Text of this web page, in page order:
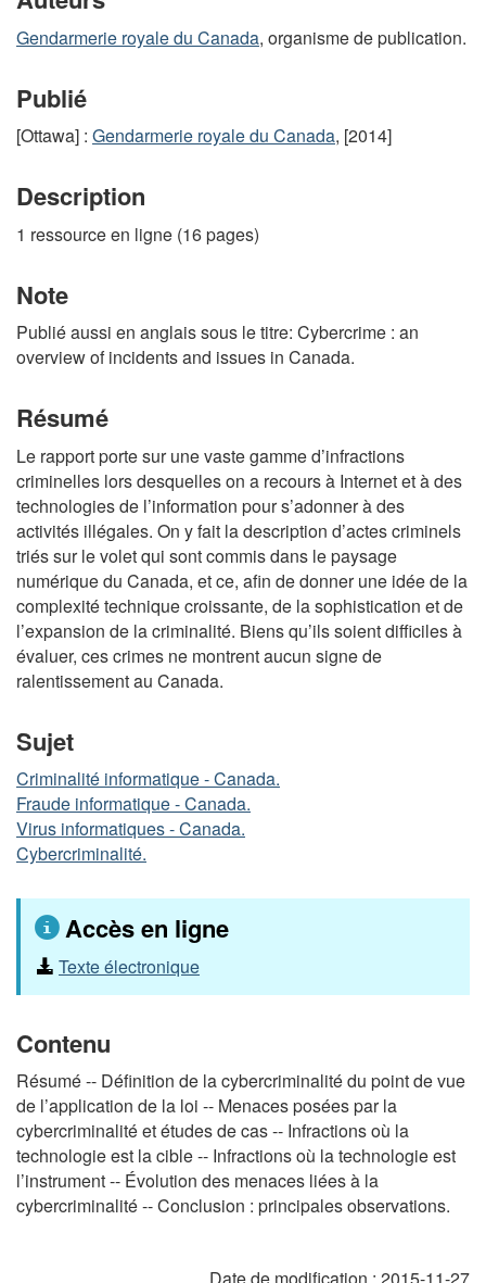
Gendarmerie royale du Canada, organisme de publication.
Publié
[Ottawa] : Gendarmerie royale du Canada, [2014]
Description
1 ressource en ligne (16 pages)
Note
Publié aussi en anglais sous le titre: Cybercrime : an
overview of incidents and issues in Canada.
Résumé
Le rapport porte sur une vaste gamme d’infractions
criminelles lors desquelles on a recours à Internet et à des
technologies de l’information pour s’adonner à des
activités illégales. On y fait la description d’actes criminels
triés sur le volet qui sont commis dans le paysage
numérique du Canada, et ce, afin de donner une idée de la
complexité technique croissante, de la sophistication et de
l’expansion de la criminalité. Biens qu’ils soient difficiles à
évaluer, ces crimes ne montrent aucun signe de
ralentissement au Canada.
Sujet
Criminalité informatique - Canada.
Fraude informatique - Canada.
Virus informatiques - Canada.
Cybercriminalité.
Accès en ligne
Texte électronique
Contenu
Résumé -- Définition de la cybercriminalité du point de vue
de l’application de la loi -- Menaces posées par la
cybercriminalité et études de cas -- Infractions où la
technologie est la cible -- Infractions où la technologie est
l’instrument -- Évolution des menaces liées à la
cybercriminalité -- Conclusion : principales observations.
Date de modification : 2015-11-27